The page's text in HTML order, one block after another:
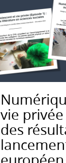
vie
des